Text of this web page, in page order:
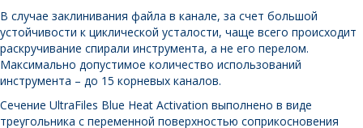
В случае заклинивания файла в канале, за счет большой
устойчивости к циклической усталости, чаще всего происходит
раскручивание спирали инструмента, а не его перелом.
Максимально допустимое количество использований
инструмента – до 15 корневых каналов.
Сечение UltraFiles Blue Heat Activation выполнено в виде
треугольника с переменной поверхностью соприкосновения